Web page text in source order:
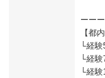
ーー
【都
└経
└経
└経